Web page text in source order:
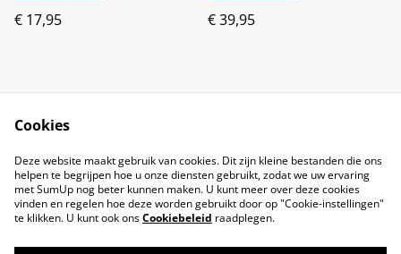
€ 17,95 € 39,95
Cookies
Deze website maakt gebruik van cookies. Dit zijn kleine bestanden die ons
helpen te begrijpen hoe u onze diensten gebruikt, zodat we uw ervaring
met SumUp nog beter kunnen maken. U kunt meer over deze cookies
vinden en regelen hoe deze worden gebruikt door op "Cookie-instellingen"
te klikken. U kunt ook onsCookiebeleid raadplegen.